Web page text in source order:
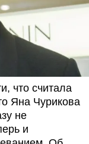
что считала
Яна Чурикова
не
и